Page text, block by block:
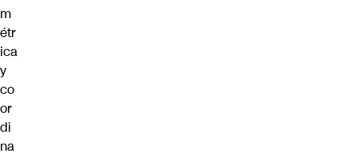
m
étr
ica
y
co
or
di
na